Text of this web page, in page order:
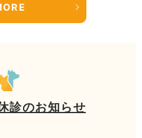
診のお知らせ